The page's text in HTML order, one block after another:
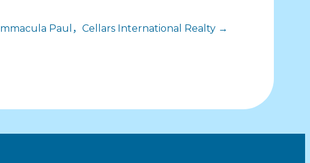
Immacula Paul，Cellars International Realty →